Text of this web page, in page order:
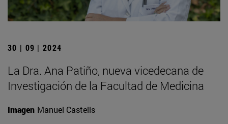
30 | 09 | 2024
La Dra. Ana Patiño, nueva vicedecana de
Investigación de la Facultad de Medicina
Imagen Manuel Castells